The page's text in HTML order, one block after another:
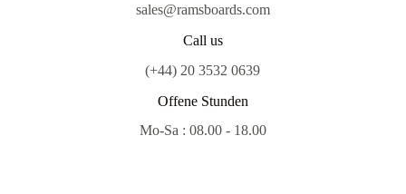
sales@ramsboards.com
Call us
(+44) 20 3532 0639
Offene Stunden
Mo-Sa : 08.00 - 18.00